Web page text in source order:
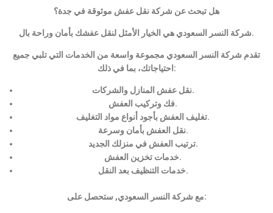
هل تبحث عن شركة نقل عفش موثوقة في جدة؟
شركة النسر السعودي هي الخيار الأمثل لنقل عفشك بأمان وراحة بال.
تقدم شركة النسر السعودي مجموعة واسعة من الخدمات التي تلبي جميع
احتياجاتك، بما في ذلك:
نقل عفش المنازل والشركات.
فك وتركيب العفش.
تغليف العفش بأجود أنواع مواد التغليف.
نقل العفش بأمان وسرعة.
ترتيب العفش في منزلك الجديد.
خدمات تخزين العفش.
خدمات التنظيف بعد النقل.
مع شركة النسر السعودي, ستحصل على: